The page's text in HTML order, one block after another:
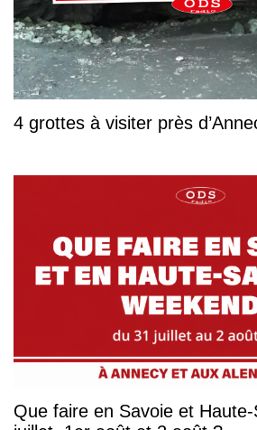
4 grottes à visiter près
Que faire en Savoie et